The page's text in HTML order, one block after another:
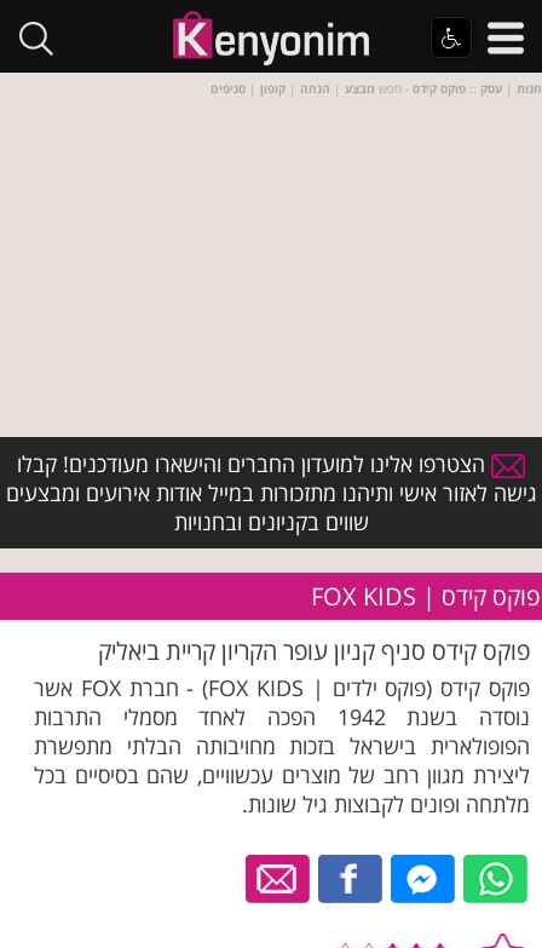
חנות | עסק :: פוקס קידס - חפש מבצע | הנחה | קופון | סניפים
הצטרפו אלינו למועדון החברים והישארו מעודכנים! קבלו
גישה לאזור אישי ותיהנו מתזכורות במייל אודות אירועים ומבצעים
שווים בקניונים ובחנויות
פוקס קידס | FOX KIDS
פוקס קידס סניף קניון עופר הקריון קריית ביאליק
פוקס קידס (פוקס ילדים | FOX KIDS) - חברת FOX אשר
נוסדה בשנת 1942 הפכה לאחד מסמלי התרבות
הפופולארית בישראל בזכות מחויבותה הבלתי מתפשרת
ליצירת מגוון רחב של מוצרים עכשוויים, שהם בסיסיים בכל
מלתחה ופונים לקבוצות גיל שונות.